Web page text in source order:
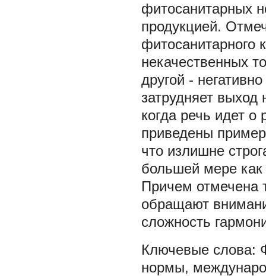
фитосанитарных
продукцией.
фитосанитарного
некачественных
другой -
затрудняет выход
когда речь идет
приведены
что излишне
большей мере как
Причем отмечена
обращают
сложность
нормы,